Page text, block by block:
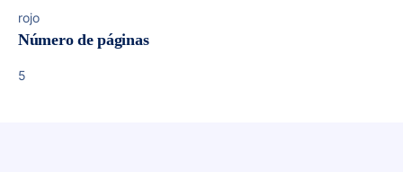
rojo
Número de páginas
5